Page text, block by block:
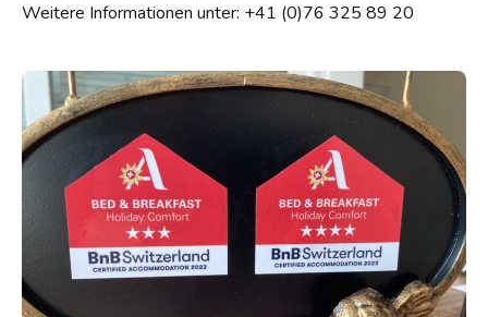
Weitere Informationen unter: +41 (0)76 325 89 20